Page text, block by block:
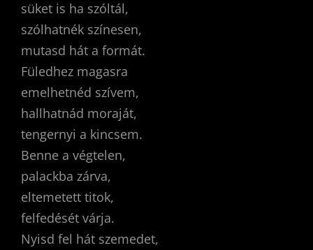
süket is ha szóltál,
szólhatnék színesen,
mutasd hát a formát.
Füledhez magasra
emelhetnéd szívem,
hallhatnád moraját,
tengernyi a kincsem.
Benne a végtelen,
palackba zárva,
eltemetett titok,
felfedését várja.
Nyisd fel hát szemedet,